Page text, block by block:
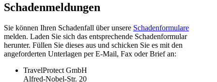
Schadenmeldungen
Sie können Ihren Schadenfall über unsere Schadenformulare
melden. Laden Sie sich das entsprechende Schadenformular
herunter. Füllen Sie dieses aus und schicken Sie es mit den
angeforderten Unterlagen per E-Mail, Fax oder Brief an:
TravelProtect GmbH
Alfred-Nobel-Str. 20